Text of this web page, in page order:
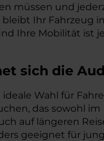
müssen und
bleibt Ihr Fahrzeug
Ihre Mobilität ist
sich die
Wahl für
das sowohl im
auf längeren
geeignet für